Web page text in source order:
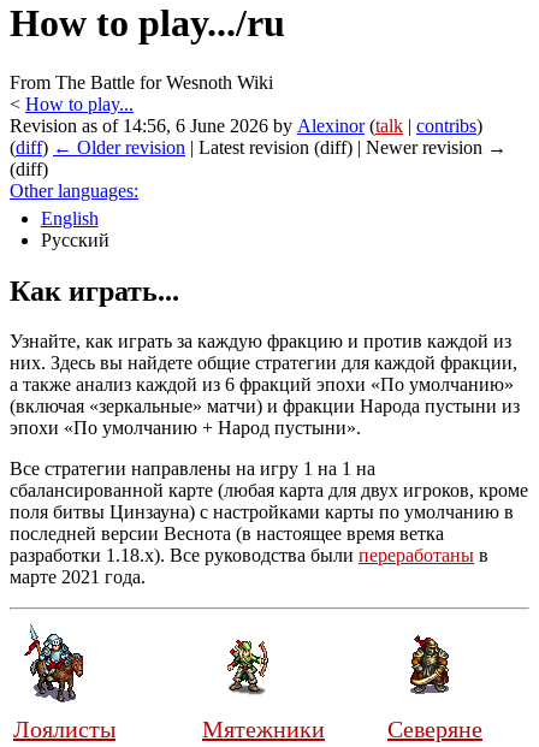
How to play.../ru
From The Battle for Wesnoth Wiki
< How to play...
Revision as of 14:56, 6 June 2026 by Alexinor (talk | contribs)
(diff) ← Older revision | Latest revision (diff) | Newer revision →
(diff)
Other languages:
English
Русский
Как играть...
Узнайте, как играть за каждую фракцию и против каждой из
них. Здесь вы найдете общие стратегии для каждой фракции,
а также анализ каждой из 6 фракций эпохи «По умолчанию»
(включая «зеркальные» матчи) и фракции Народа пустыни из
эпохи «По умолчанию + Народ пустыни».
Все стратегии направлены на игру 1 на 1 на
сбалансированной карте (любая карта для двух игроков, кроме
поля битвы Цинзауна) с настройками карты по умолчанию в
последней версии Веснота (в настоящее время ветка
разработки 1.18.x). Все руководства были переработаны в
марте 2021 года.
Лоялисты Мятежники Северяне